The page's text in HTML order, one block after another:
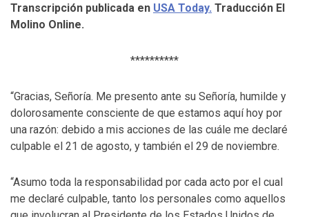
Transcripción publicada en USA Today. Traducción El
Molino Online.
**********
“Gracias, Señoría. Me presento ante su Señoría, humilde y
dolorosamente consciente de que estamos aquí hoy por
una razón: debido a mis acciones de las cuále me declaré
culpable el 21 de agosto, y también el 29 de noviembre.
“Asumo toda la responsabilidad por cada acto por el cual
me declaré culpable, tanto los personales como aquellos